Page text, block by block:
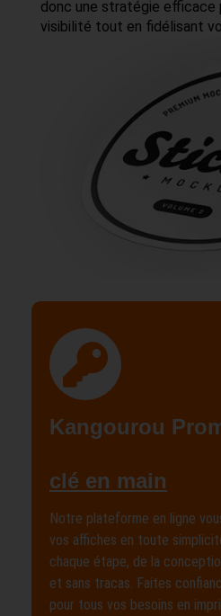
donc une stratégie efficace
visibilité tout en fidélisant
Kangourou
clé en main
Notre plateforme en ligne
vos affiches en toute
chaque étape, de la
et sans tracas. Faites
pour tous vos besoins en